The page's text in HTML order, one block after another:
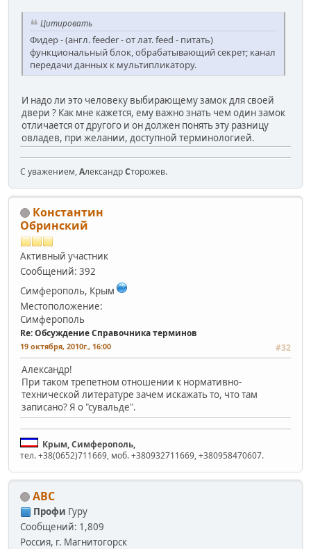
Цитировать
Фидер - (англ. feeder - от лат. feed - питать)
функциональный блок, обрабатывающий секрет; канал
передачи данных к мультипликатору.
И надо ли это человеку выбирающему замок для своей
двери ? Как мне кажется, ему важно знать чем один замок
отличается от другого и он должен понять эту разницу
овладев, при желании, доступной терминологией.
С уважением,АлександрСторожев.
Константин
Обринский
Активный участник
Сообщений: 392
Симферополь, Крым
Местоположение:
Симферополь
Re: Обсуждение Справочника терминов
19 октября, 2010г., 16:00 #32
Александр!
При таком трепетном отношении к нормативно-
технической литературе зачем искажать то, что там
записано? Я о "сувальде".
Крым, Симферополь,
тел. +38(0652)711669, моб. +380932711669, +380958470607.
АВС
Профи Гуру
Сообщений: 1,809
Россия, г. Магнитогорск